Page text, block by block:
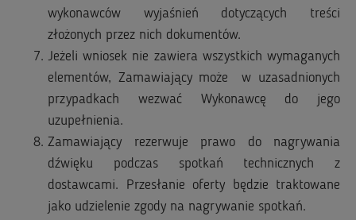
wykonawców wyjaśnień dotyczących treści
złożonych przez nich dokumentów.
Jeżeli wniosek nie zawiera wszystkich wymaganych
elementów, Zamawiający może w uzasadnionych
przypadkach wezwać Wykonawcę do jego
uzupełnienia.
Zamawiający rezerwuje prawo do nagrywania
dźwięku podczas spotkań technicznych z
dostawcami. Przesłanie oferty będzie traktowane
jako udzielenie zgody na nagrywanie spotkań.